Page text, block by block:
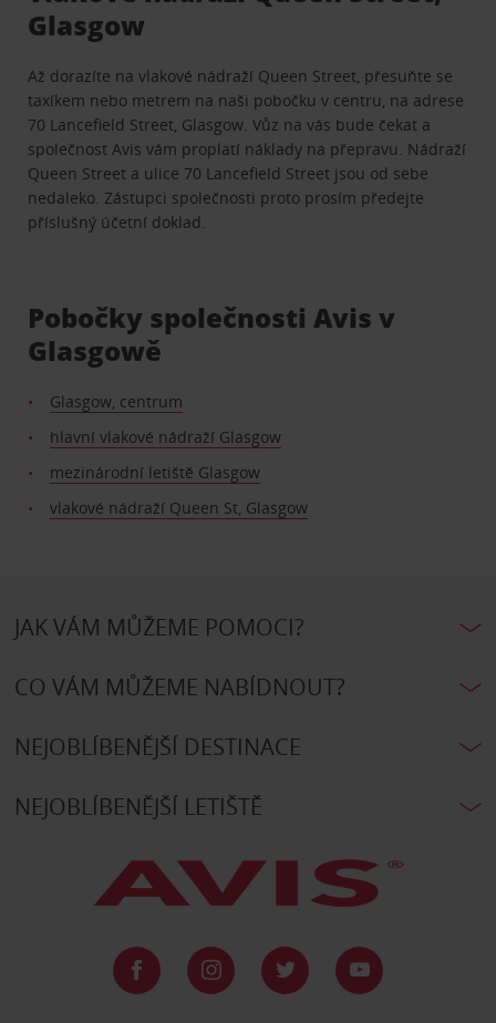
Glasgow
Až dorazíte na vlakové nádraží Queen Street, přesuňte se
taxíkem nebo metrem na naši pobočku v centru, na adrese
70 Lancefield Street, Glasgow. Vůz na vás bude čekat a
společnost Avis vám proplatí náklady na přepravu. Nádraží
Queen Street a ulice 70 Lancefield Street jsou od sebe
nedaleko. Zástupci společnosti proto prosím předejte
příslušný účetní doklad.
Pobočky společnosti Avis v
Glasgowě
Glasgow, centrum
hlavní vlakové nádraží Glasgow
mezinárodní letiště Glasgow
vlakové nádraží Queen St, Glasgow
JAK VÁM MŮŽEME POMOCI?
CO VÁM MŮŽEME NABÍDNOUT?
NEJOBLÍBENĚJŠÍ DESTINACE
NEJOBLÍBENĚJŠÍ LETIŠTĚ